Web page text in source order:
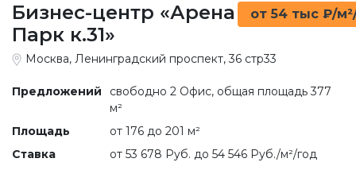
Бизнес-центр «Арена
Парк к.31»
от 54 тыс ₽/
Москва, Ленинградский проспект, 36 стр33
Предложений
свободно 2 Офис, общая площадь 377
м²
Площадь
от 176 до 201 м²
Ставка
от 53 678 Руб. до 54 546 Руб./м²/год